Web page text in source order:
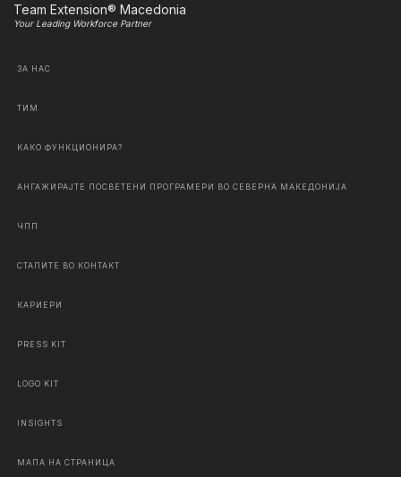
Team Extension® Macedonia
Your Leading Workforce Partner
ЗА НАС
ТИМ
КАКО ФУНКЦИОНИРА?
АНГАЖИРАЈТЕ ПОСВЕТЕНИ ПРОГРАМЕРИ ВО СЕВЕРНА МАКЕДОНИЈА
ЧПП
СТАПИТЕ ВО КОНТАКТ
КАРИЕРИ
PRESS KIT
LOGO KIT
INSIGHTS
МАПА НА СТРАНИЦА